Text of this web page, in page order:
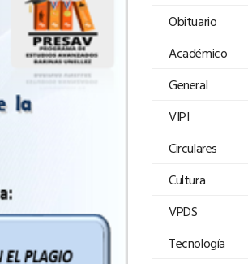
Obituario
Académico
General
VIPI
Circulares
Cultura
VPDS
Tecnología